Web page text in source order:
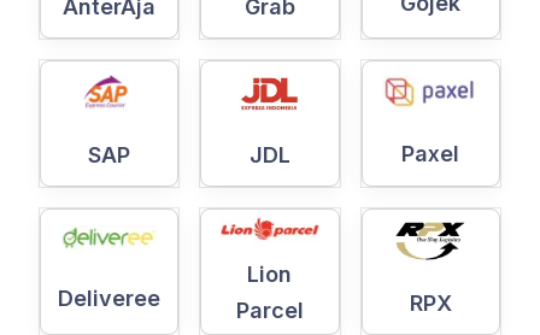
AnterAja Grab
SAP JDL Paxel
Deliveree
Lion
Parcel
RPX